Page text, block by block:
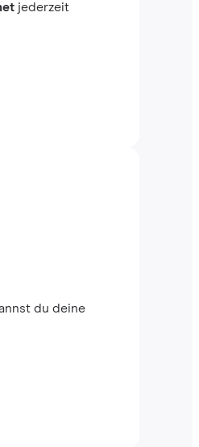
jederzeit
du deine